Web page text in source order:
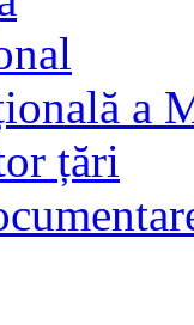
a
țări